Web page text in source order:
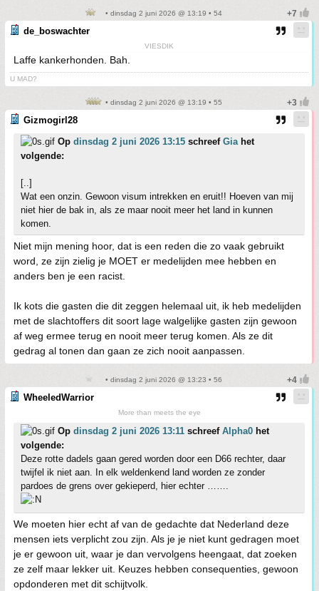
• dinsdag 2 juni 2026 @ 13:19 • 54
de_boswachter
VIESDIK
Laffe kankerhonden. Bah.
U MAD?
• dinsdag 2 juni 2026 @ 13:19 • 55
Gizmogirl28
Op dinsdag 2 juni 2026 13:15 schreef Giahet
volgende:
[..]
Wat een onzin. Gewoon visum intrekken en eruit!! Hoeven van mij
niet hier de bak in, als ze maar nooit meer het land in kunnen
komen.
Niet mijn mening hoor, dat is een reden die zo vaak gebruikt
word, ze zijn zielig je MOET er medelijden mee hebben en
anders ben je een racist.
Ik kots die gasten die dit zeggen helemaal uit, ik heb medelijden
met de slachtoffers dit soort lage walgelijke gasten zijn gewoon
af weg ermee terug en nooit meer terug komen. Als ze dit
gedrag al tonen dan gaan ze zich nooit aanpassen.
• dinsdag 2 juni 2026 @ 13:23 • 56
WheeledWarrior
More than meets the eye
Op dinsdag 2 juni 2026 13:11 schreef Alpha0 het
volgende:
Deze rotte dadels gaan gered worden door een D66 rechter, daar
twijfel ik niet aan. In elk weldenkend land worden ze zonder
pardoes de grens over gekieperd, hier echter …….
We moeten hier echt af van de gedachte dat Nederland deze
mensen iets verplicht zou zijn. Als je je niet kunt gedragen moet
je er gewoon uit, waar je dan vervolgens heengaat, dat zoeken
ze zelf maar lekker uit. Keuzes hebben consequenties, gewoon
opdonderen met dit schijtvolk.